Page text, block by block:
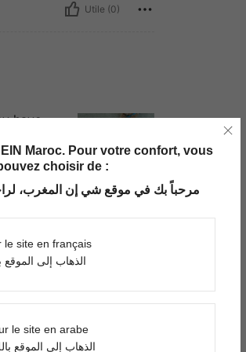
Utile (0)
have.
parties,
Maroc. Pour votre confort, vous
choisir de :
مرحباً بك في موقع شي إن المغرب،
le site en français
الذهاب إلى الموقع
le site en arabe
الذهاب إلى الموقع